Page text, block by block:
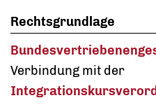
Rechtsgrundlage
Verbindung mit der